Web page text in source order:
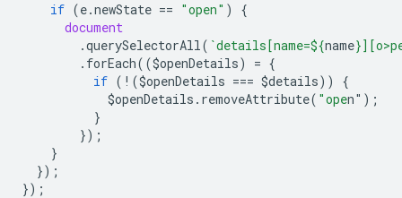
if (e.newState == "open" )
{
document
.querySelectorAll( `details[name=${name}
. forEach(($openDetails) = {
if ( ! ($openDetails === $details))
{
$openDetails . removeAttribute( "open" );
}
});
}
});
});